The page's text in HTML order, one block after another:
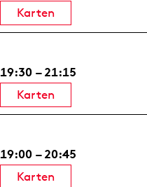
Karten
19:30 – 21:15
Karten
19:00 – 20:45
Karten